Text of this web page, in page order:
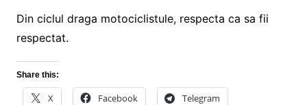
Din ciclul draga motociclistule, respecta ca sa fii
respectat.
Share this:
X Facebook Telegram